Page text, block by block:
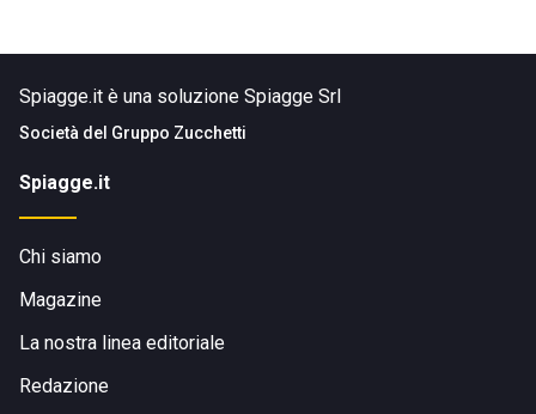
Spiagge.it è una soluzione Spiagge Srl
Società del Gruppo Zucchetti
Spiagge.it
Chi siamo
Magazine
La nostra linea editoriale
Redazione